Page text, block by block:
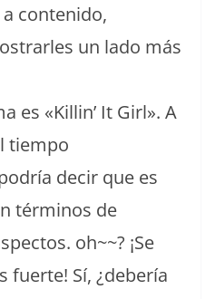
contenido,
un lado más
es «Killin’ It Girl». A
tiempo
decir que es
términos de
oh~~? ¡Se
fuerte! Sí, ¿debería